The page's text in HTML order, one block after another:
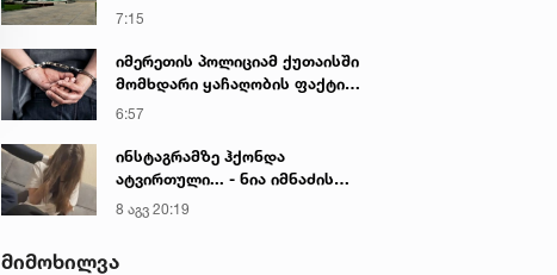
უკანონო ცეცხლსასროლი
ამოიღეს
7:15
იმერეთის პოლიციამ ქუთაისში
მომხდარი ყაჩაღობის ფაქტი
გახსნა - დაკავებულია ერთი პირი
6:57
ინსტაგრამზე ჰქონდა
ატვირთული... - ნია იმნაძის
რომელ ფოტოზე საუბრობს გიგა
ავალიანის დედა
8 აგვ 20:19
მიმოხილვა